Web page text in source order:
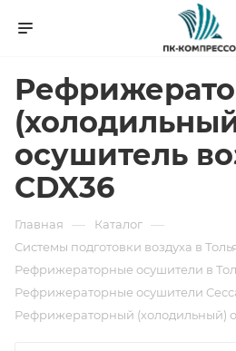
осушитель
CDX36
Главная — Каталог —
Системы подготовки воздуха в
Рефрижераторные осушители в
Рефрижераторные осушители
Рефрижераторный (холодильный)